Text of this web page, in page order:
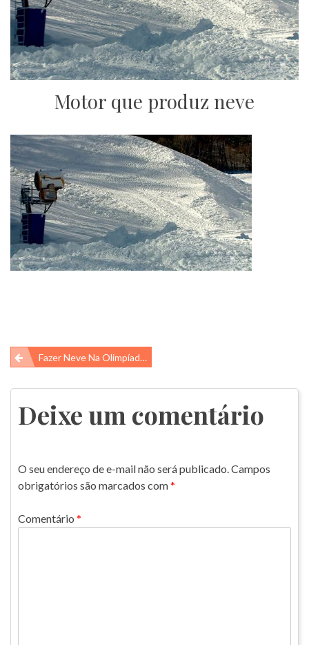
Motor que produz neve
Navegação
de
Post
Fazer Neve Na Olimpíada De Inverno?
Deixe um comentário
O seu endereço de e-mail não será publicado.Campos
obrigatórios são marcados com*
Comentário *